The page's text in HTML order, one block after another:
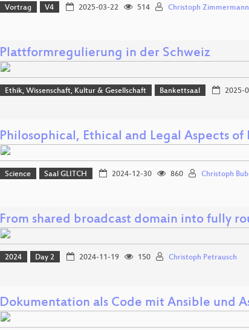
Vortrag V4 2025-03-22 514 Christoph Zimmermann
Plattformregulierung in der Schweiz
Ethik, Wissenschaft, Kultur & Gesellschaft Bankettsaal 2025-
Philosophical, Ethical and Legal Aspects
Science Saal GLITCH 2024-12-30 860 Christoph
From shared broadcast domain into fully
2024 Day 2 2024-11-19 150 Christoph Petrausch
Dokumentation als Code mit Ansible und